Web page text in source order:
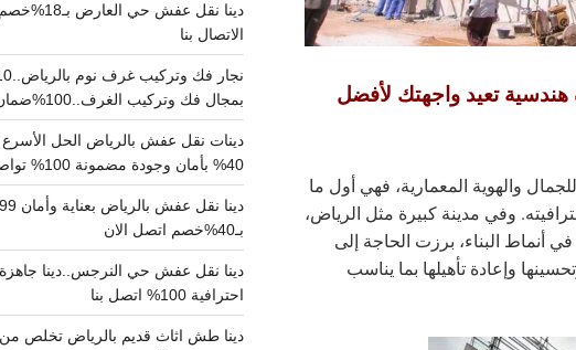
هندسية تعيد واجهتك لأفضل
والهوية المعمارية، فهي أول ما
وفي مدينة كبيرة مثل الرياض،
أنماط البناء، برزت الحاجة إلى
وإعادة تأهيلها بما يناسب
دينا نقل عفش حي
الاتصال بنا
بمجال فك وتركيب الغرف..100%ضمان جودة
دينات نقل عفش بالرياض الحل الأسرع
40% بأمان وجودة مضمونة 100% تواصل الان
بـ40%خصم اتصل الان
احترافية 100% اتصل بنا
دينا طش اثاث قديم بالرياض تخلص من